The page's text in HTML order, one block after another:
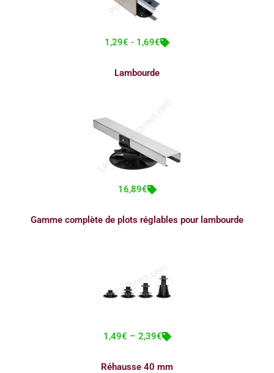
1,29€ - 1,69€
Lambourde
16,89€
Gamme complète de plots réglables pour lambourde
1,49€ – 2,39€
Réhausse 40 mm